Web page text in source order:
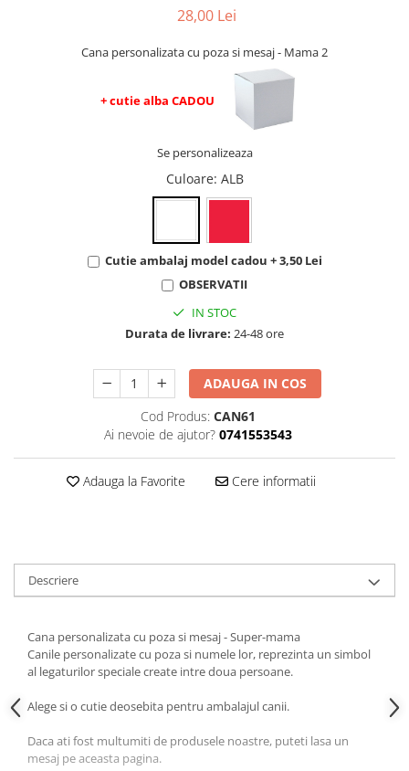
Rame foto personalizate
Sort personalizat
Umerase Personalizate
Pahare personalizate
28,00 Lei
Cana personalizata cu poza si mesaj - Mama 2
+ cutie alba CADOU
Se personalizeaza
Culoare: ALB
Cutie ambalaj model cadou + 3,50 Lei
OBSERVATII
IN STOC
Durata de livrare: 24-48 ore
ADAUGA IN COS
Cod Produs: CAN61
Ai nevoie de ajutor? 0741553543
Adauga la Favorite Cere informatii
Descriere
Cana personalizata cu poza si mesaj - Super-mama
Canile personalizate cu poza si numele lor, reprezinta un simbol
al legaturilor speciale create intre doua persoane.
Alege si o cutie deosebita pentru ambalajul canii.
Daca ati fost multumiti de produsele noastre, puteti lasa un
mesaj pe aceasta pagina.